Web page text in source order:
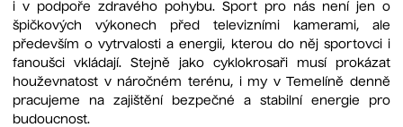
i v podpoře zdravého pohybu. Sport pro nás není jen o
špičkových výkonech před televizními kamerami, ale
především o vytrvalosti a energii, kterou do něj sportovci i
fanoušci vkládají. Stejně jako cyklokrosaři musí prokázat
houževnatost v náročném terénu, i my v Temelíně denně
pracujeme na zajištění bezpečné a stabilní energie pro
budoucnost.